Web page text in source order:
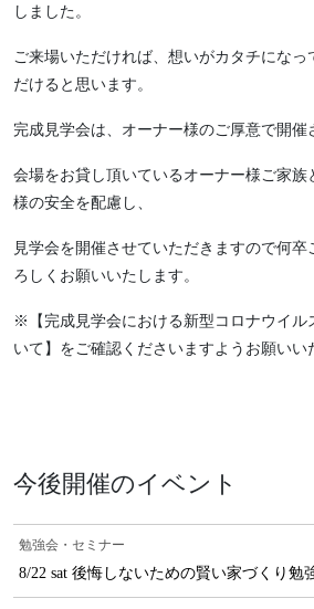
今後開催のイベント
勉強会・セミナー
8/22 sat 後悔しないための賢い家づくり勉
しました。
ご来場いただければ、想いがカタチにな
だけると思います。
完成見学会は、オーナー様のご厚意で開催
会場をお貸し頂いているオーナー様ご家族
様の安全を配慮し、
見学会を開催させていただきますので何卒
ろしくお願いいたします。
※【完成見学会における新型コロナウイル
いて】をご確認くださいますようお願いい